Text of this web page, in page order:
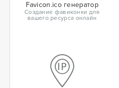
Favicon.ico генератор
Создание фавиконки для
вашего ресурса онлайн